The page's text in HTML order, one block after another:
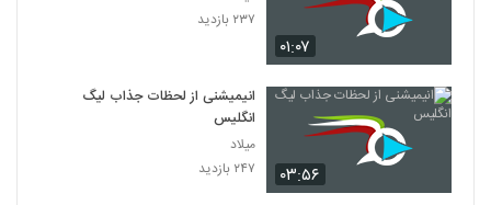
۰۱:۰۷
۲۳۷ بازدید
۰۳:۵۶
انیمیشنی از لحظات جذاب لیگ
انگلیس
میلاد
۲۴۷ بازدید